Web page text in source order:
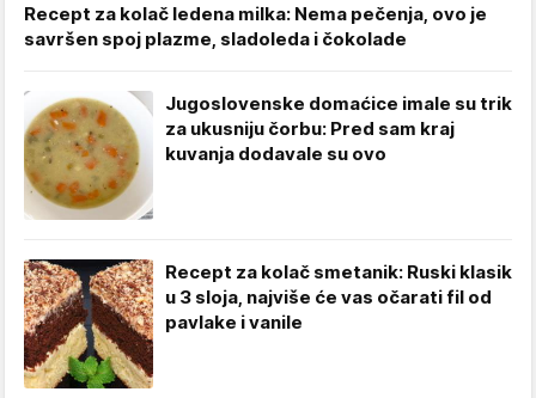
Recept za kolač ledena milka: Nema pečenja, ovo je
savršen spoj plazme, sladoleda i čokolade
Jugoslovenske domaćice imale su trik
za ukusniju čorbu: Pred sam kraj
kuvanja dodavale su ovo
Recept za kolač smetanik: Ruski klasik
u 3 sloja, najviše će vas očarati fil od
pavlake i vanile